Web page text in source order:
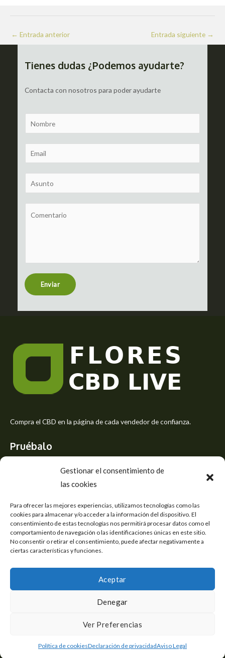
Gestionar el consentimiento de
las cookies
Para ofrecer las mejores experiencias, utilizamos tecnologías como las
cookies para almacenar y/o acceder a la información del dispositivo. El
consentimiento de estas tecnologías nos permitirá procesar datos como el
comportamiento de navegación o las identificaciones únicas en este sitio.
No consentir o retirar el consentimiento, puede afectar negativamente a
ciertas características y funciones.
Aceptar
Denegar
Ver Preferencias
Política de cookiesDeclaración de privacidadAviso Legal
Navegación
de
← Entrada anterior Entrada siguiente →
Tienes dudas ¿Podemos ayudarte?
Contacta con nosotros para poder ayudarte
a
m
m
a
u
b
t
r
s
e
Enviar
Compra el CBD en la página de cada vendedor de confianza.
Pruébalo
Siente el mejor aroma de las flores CBD y usa los beneficios del
Accesos
Aviso Legal
Política de cookies
Declaración de privacidad
Flores CBD online con envío a domicilio